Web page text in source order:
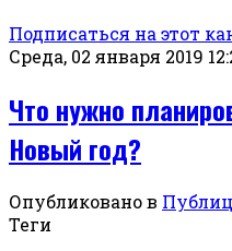
Подписаться на этот
Среда, 02 января 2019
Что нужно
Новый год?
Опубликовано в
Теги